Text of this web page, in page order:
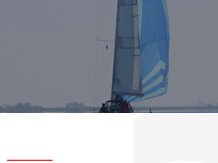
Yacht Service
Winterstalling
Marina